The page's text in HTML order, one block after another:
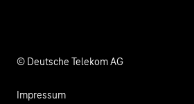
© Deutsche Telekom AG
Impressum